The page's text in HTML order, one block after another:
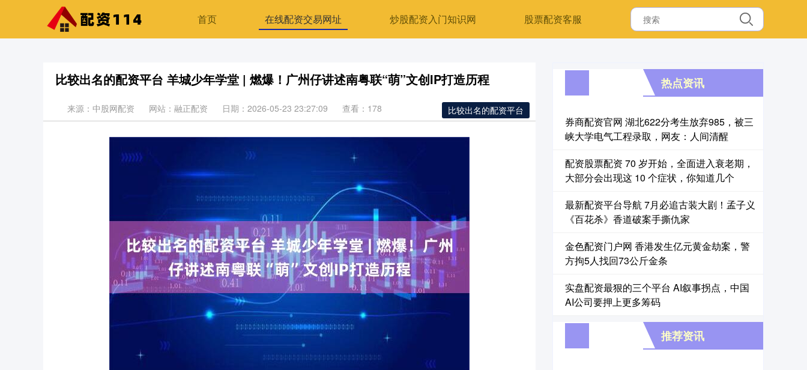
首页 在线配资交易网址 炒股配资入门知识网 股票配资客服
比较出名的配资平台 羊城少年学堂 | 燃爆！广州仔讲述南粤联“萌”文创IP打造历程
比较出名的配资平台
来源：中股网配资 网站：融正配资 日期：2026-05-23 23:27:09 查看：178
热点资讯
券商配资官网 湖北622分考生放弃985，被三
峡大学电气工程录取，网友：人间清醒
配资股票配资 70 岁开始，全面进入衰老期，
大部分会出现这 10 个症状，你知道几个
最新配资平台导航 7月必追古装大剧！孟子义
《百花杀》香道破案手撕仇家
金色配资门户网 香港发生亿元黄金劫案，警
方拘5人找回73公斤金条
实盘配资最狠的三个平台 AI叙事拐点，中国
AI公司要押上更多筹码
推荐资讯